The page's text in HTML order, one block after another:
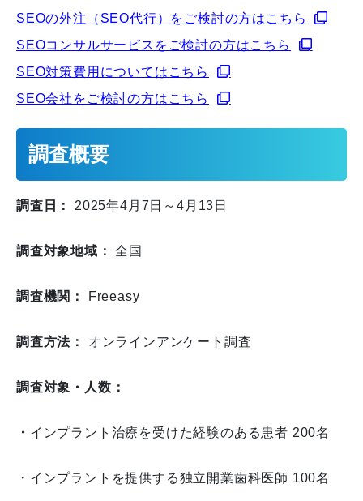
SEOの外注（SEO代行）をご検討の方はこちら
SEOコンサルサービスをご検討の方はこちら
SEO対策費用についてはこちら
SEO会社をご検討の方はこちら
調査概要
調査日： 2025年4月7日～4月13日
調査対象地域：全国
調査機関： Freeasy
調査方法： オンラインアンケート調査
調査対象・人数：
・ インプラント治療を受けた経験のある患者 200名
・インプラントを提供する独立開業歯科医師 100名